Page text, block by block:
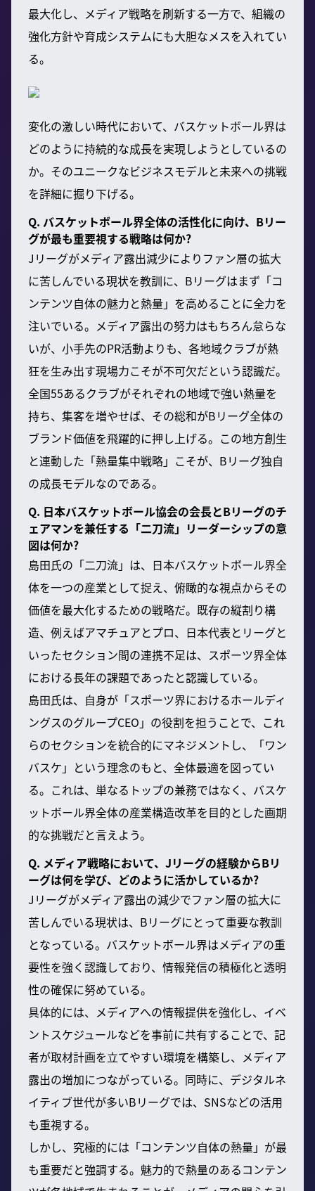
最大化し、メディア戦略を刷新する一方で、組織の
強化方針や育成システムにも大胆なメスを入れてい
る。
変化の激しい時代において、バスケットボール界は
どのように持続的な成長を実現しようとしているの
か。そのユニークなビジネスモデルと未来への挑戦
を詳細に掘り下げる。
Q. バスケットボール界全体の活性化に向け、Bリー
グが最も重要視する戦略は何か?
Jリーグがメディア露出減少によりファン層の拡大
に苦しんでいる現状を教訓に、Bリーグはまず「コ
ンテンツ自体の魅力と熱量」を高めることに全力を
注いでいる。メディア露出の努力はもちろん怠らな
いが、小手先のPR活動よりも、各地域クラブが熱
狂を生み出す現場力こそが不可欠だという認識だ。
全国55あるクラブがそれぞれの地域で強い熱量を
持ち、集客を増やせば、その総和がBリーグ全体の
ブランド価値を飛躍的に押し上げる。この地方創生
と連動した「熱量集中戦略」こそが、Bリーグ独自
の成長モデルなのである。
Q. 日本バスケットボール協会の会長とBリーグのチ
ェアマンを兼任する「二刀流」リーダーシップの意
図は何か?
島田氏の「二刀流」は、日本バスケットボール界全
体を一つの産業として捉え、俯瞰的な視点からその
価値を最大化するための戦略だ。既存の縦割り構
造、例えばアマチュアとプロ、日本代表とリーグと
いったセクション間の連携不足は、スポーツ界全体
における長年の課題であったと認識している。
島田氏は、自身が「スポーツ界におけるホールディ
ングスのグループCEO」の役割を担うことで、これ
らのセクションを統合的にマネジメントし、「ワン
バスケ」という理念のもと、全体最適を図ってい
る。これは、単なるトップの兼務ではなく、バスケ
ットボール界全体の産業構造改革を目的とした画期
的な挑戦だと言えよう。
Q. メディア戦略において、Jリーグの経験からBリ
ーグは何を学び、どのように活かしているか?
Jリーグがメディア露出の減少でファン層の拡大に
苦しんでいる現状は、Bリーグにとって重要な教訓
となっている。バスケットボール界はメディアの重
要性を強く認識しており、情報発信の積極化と透明
性の確保に努めている。
具体的には、メディアへの情報提供を強化し、イベ
ントスケジュールなどを事前に共有することで、記
者が取材計画を立てやすい環境を構築し、メディア
露出の増加につながっている。同時に、デジタルネ
イティブ世代が多いBリーグでは、SNSなどの活用
も重視する。
しかし、究極的には「コンテンツ自体の熱量」が最
も重要だと強調する。魅力的で熱量のあるコンテン